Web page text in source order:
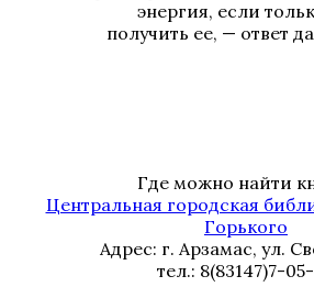
энергия, если
получить ее, — ответ
Где можно найти
Центральная городская
Горького
Адрес: г. Арзамас, ул.
тел.: 8(83147)7-